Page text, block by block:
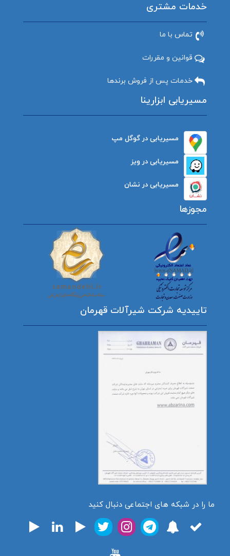
خدمات مشتری
تماس با ما
قوانین و مقررات
خدمات پس از فروش برندها
مسیریابی ابزارینا
مسیریابی در گوگل مپ
مسیریابی در ویز
مسیریابی در نشان
مجوزها
تاییدیه شرکت شیرآلات قهرمان
ما را در شبکه های اجتماعی دنبال کنید